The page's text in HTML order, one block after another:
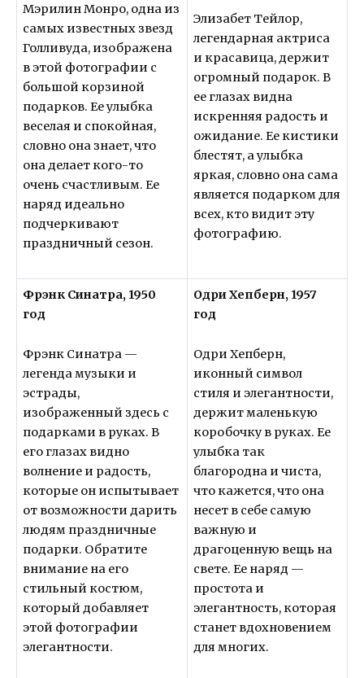
Мэрилин Монро, одна из
самых известных звезд
Голливуда, изображена
в этой фотографии с
большой корзиной
подарков. Ее улыбка
веселая и спокойная,
словно она знает, что
она делает кого-то
очень счастливым. Ее
наряд идеально
подчеркивают
праздничный сезон.
Элизабет Тейлор,
легендарная актриса
и красавица, держит
огромный подарок. В
ее глазах видна
искренняя радость и
ожидание. Ее кистики
блестят, а улыбка
яркая, словно она сама
является подарком для
всех, кто видит эту
фотографию.
Фрэнк Синатра, 1950
год
Фрэнк Синатра —
легенда музыки и
эстрады,
изображенный здесь с
подарками в руках. В
его глазах видно
волнение и радость,
которые он испытывает
от возможности дарить
людям праздничные
подарки. Обратите
внимание на его
стильный костюм,
который добавляет
этой фотографии
элегантности.
Одри Хепберн, 1957
год
Одри Хепберн,
иконный символ
стиля и элегантности,
держит маленькую
коробочку в руках. Ее
улыбка так
благородна и чиста,
что кажется, что она
несет в себе самую
важную и
драгоценную вещь на
свете. Ее наряд —
простота и
элегантность, которая
станет вдохновением
для многих.